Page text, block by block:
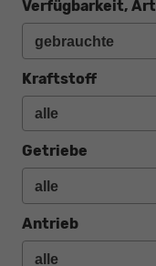
Verfügbarkeit, Art
Kraftstoff
Getriebe
Antrieb